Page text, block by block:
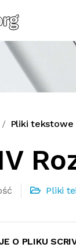
Pliki tekstowe
Pliki
O PLIKU